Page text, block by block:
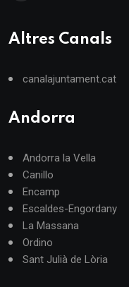
Altres Canals
canalajuntament.cat
Andorra
Andorra la Vella
Canillo
Encamp
Escaldes-Engordany
La Massana
Ordino
Sant Julià de Lòria